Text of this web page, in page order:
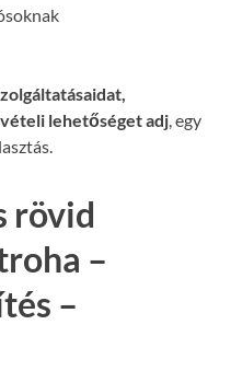
lehetőséget adj , egy
rövid
–
–